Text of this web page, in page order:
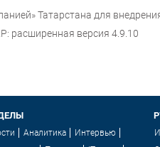
Татарстана для
расширенная версия 4.9.10
Аналитика
Интервью